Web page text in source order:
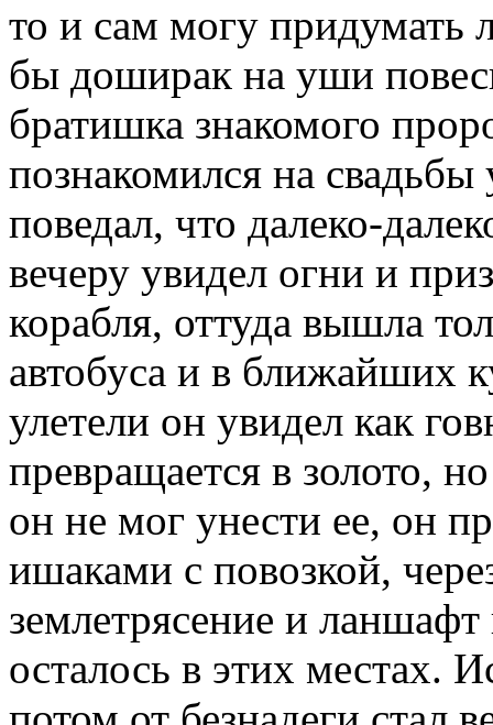
то и сам могу придумать
бы доширак на уши
братишка знакомого
познакомился на
поведал, что далеко-
вечеру увидел огни и
корабля, оттуда вышла
автобуса и в ближайших
улетели он увидел как
превращается в золото,
он не мог унести ее, он
ишаками с повозкой,
землетрясение и
осталось в этих местах.